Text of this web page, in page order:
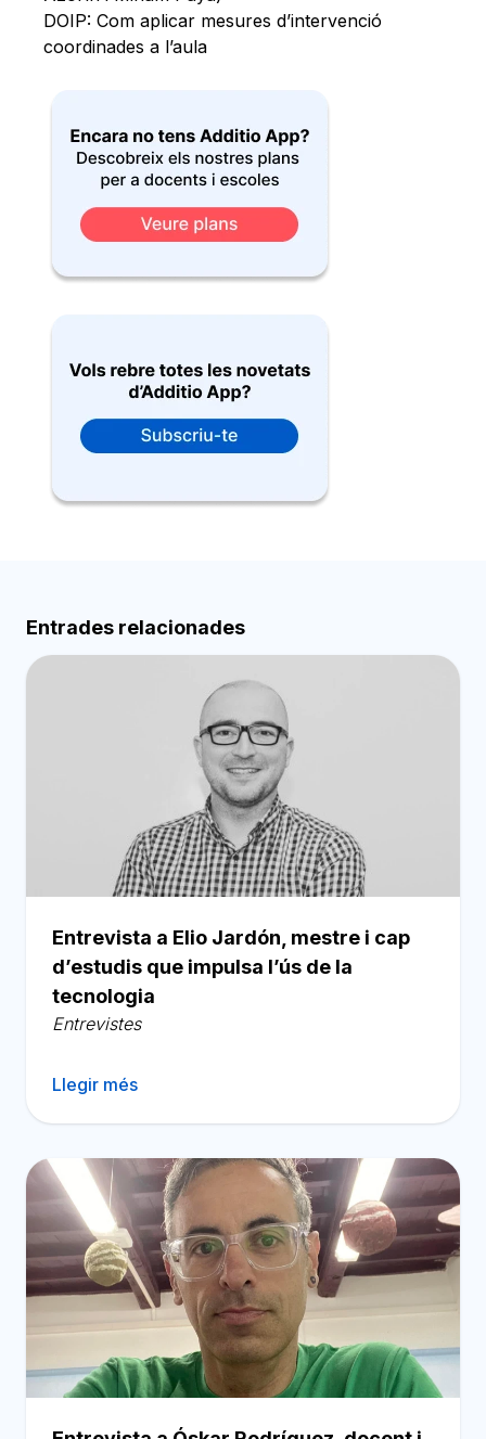
DOIP: Com aplicar mesures d’intervenció
coordinades a l’aula
Entrades relacionades
Entrevista a Elio Jardón, mestre i cap
d’estudis que impulsa l’ús de la
tecnologia
Entrevistes
Llegir més